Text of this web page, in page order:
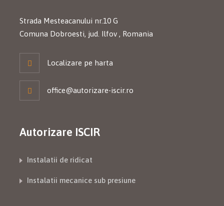
Strada Mesteacanului nr.10 G
Comuna Dobroesti, jud. Ilfov , Romania
Localizare pe harta
office@autorizare-iscir.ro
Autorizare ISCIR
Instalatii de ridicat
Instalatii mecanice sub presiune